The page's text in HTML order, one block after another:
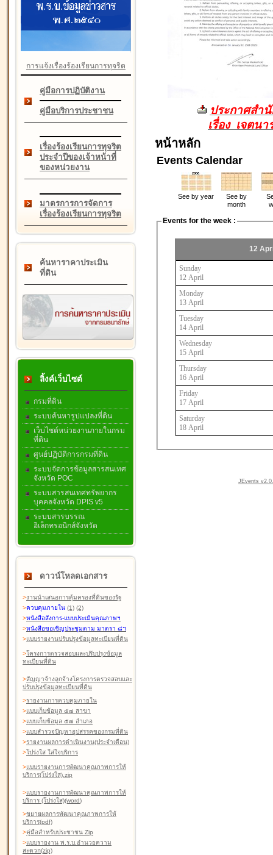
การแจ้งเรื่องร้องเรียนการทุจริต
คู่มือการปฏิบัติงาน
คู่มือบริการประชาชน
เรื่องร้องเรียนการทุจริต
ประจำปีของเจ้าหน้าที่
ของหน่วยงาน
มาตรการการจัดการ
เรื่องร้องเรียนการทุจริต
ค้นหาราคาประเมิน
ที่ดิน
ลิ้งค์เว็บไซต์
กรมที่ดิน
ระบบค้นหารูปแปลงที่ดิน
เว็บไซต์หน่วยงานภายในกรม
ที่ดิน
ศูนย์ปฏิบัติการกรมที่ดิน
ระบบจัดการข้อมูลสารสนเทศ
จังหวัด POC
ระบบสารสนเทศทรัพยากร
บุคคลจังหวัด DPIS v5
ระบบสารบรรณ
อิเล็กทรอนิกส์จังหวัด
ดาวน์โหลดเอกสาร
>งานนำเสนอการคุ้มครองที่ดินของรัฐ
>ควบคุมภายใน (1) (2)
>หนังสือสังการ-แบบประเมินคุณภาพฯ
>หนังสือขอเชิญประชุมตาม มาตรา ๘ฯ
>แบบรายงานปรับปรุงข้อมูลทะเบียนที่ดิน
>โครงการตรวจสอบและปรับปรุงข้อมูล
ทะเบียนที่ดิน
>สัญญาจ้างลูกจ้างโครงการตรวจสอบและ
ปรับปรุงข้อมูลทะเบียนที่ดิน
>รายงานการควบคุมภายใน
>แบบเก็บข้อมูล ๕๗ สาขา
>แบบเก็บข้อมูล ๕๗ อำเภอ
>แบบสำรวจปัญหาอุปสรรคของกรมที่ดิน
>รายงานผลการดำเนินงาน(ประจำเดือน)
>โปร่งใส ใส่ใจบริการ
>แบบรายงานการพัฒนาคุณภาพการให้
บริการ(โปร่งใส).zip
>แบบรายงานการพัฒนาคุณภาพการให้
บริการ (โปร่งใส)(word)
>ขยายผลการพัฒนาคุณภาพการให้
บริการ(pdf)
>คู่มือสำหรับประชาชน Zip
>แบบรายงาน พ.ร.บ.อำนวยความ
สะดวก(zip)
ประกาศสำ
เรื่อง เจตน
หน้าหลัก
Events Calendar
See by year
See by
month
Events for the week :
12
Sunday
12 April
Monday
13 April
Tuesday
14 April
Wednesday
15 April
Thursday
16 April
Friday
17 April
Saturday
18 April
JEvents